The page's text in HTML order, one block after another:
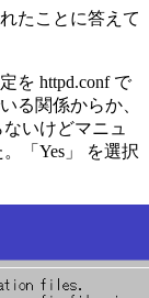
たことに答えて
を httpd.conf で
る関係からか、
いけどマニュ
「Yes」 を選択